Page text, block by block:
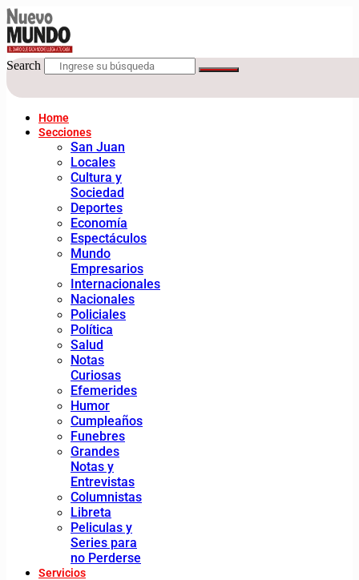
Search
Home
Secciones
San Juan
Locales
Cultura y
Sociedad
Deportes
Economía
Espectáculos
Mundo
Empresarios
Internacionales
Nacionales
Policiales
Política
Salud
Notas
Curiosas
Efemerides
Humor
Cumpleaños
Funebres
Grandes
Notas y
Entrevistas
Columnistas
Libreta
Peliculas y
Series para
no Perderse
Servicios